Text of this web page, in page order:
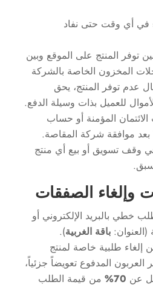
في أي وقت حتى نفاد
توفر المنتج على الموقع وبين
المخزون الخاصة بالشركة
عدم توفر المنتج، يحق
للعميل بذات وسيلة الدفع.
المؤمنة أو حساب
بعد موافقة شركة المقاصة.
وقف تسويق أو بيع أي منتج
خطي بالبريد الإلكتروني أو
باقة الغربية).
إلغاء طلبية خاصة لمنتج
العربون المدفوع تعويضاً جزئياً،
عن 70%
من قيمة الطلب